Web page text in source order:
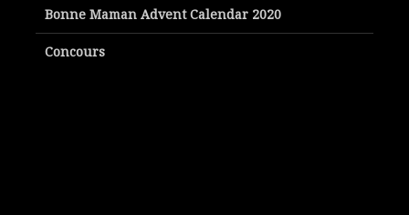
Bonne Maman Advent Calendar 2020
Concours